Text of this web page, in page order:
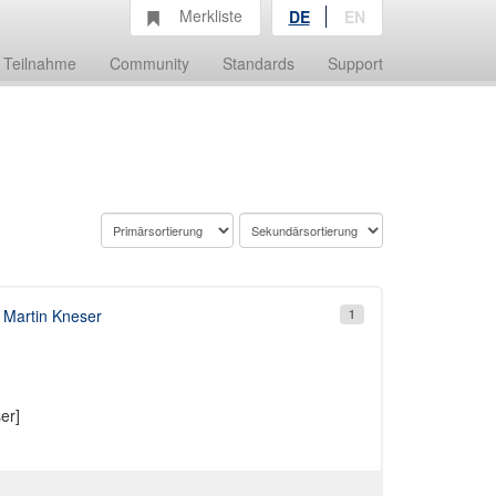
Teilnahme Community Standards Support
Merkliste DE EN
1
Kneser